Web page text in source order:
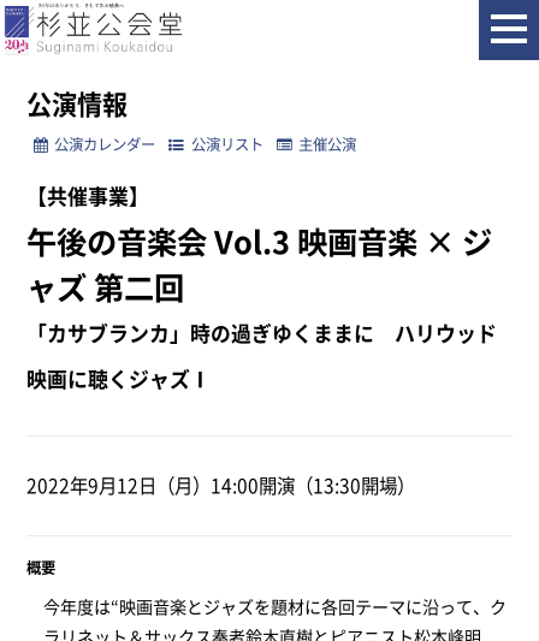
ホーム 公演情報 午後の音楽会 Vol.3 映画音楽 × ジャズ 第二回
公演情報
公演カレンダー 公演リスト 主催公演
【共催事業】
午後の音楽会 Vol.3 映画音楽 × ジ
ャズ 第二回
「カサブランカ」時の過ぎゆくままに ハリウッド
映画に聴くジャズⅠ
2022年9月12日（月）14:00開演（13:30開場）
概要
今年度は“映画音楽とジャズを題材に各回テーマに沿って、ク